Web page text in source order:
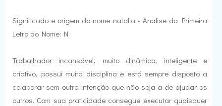
Significado e origem do nome natalia - Analise da Primeira
Letra do Nome: N
Trabalhador incansável, muito dinâmico, inteligente e
criativo, possui muita disciplina e está sempre disposto a
colaborar sem outra intenção que não seja a de ajudar os
outros. Com sua praticidade consegue executar quaisquer